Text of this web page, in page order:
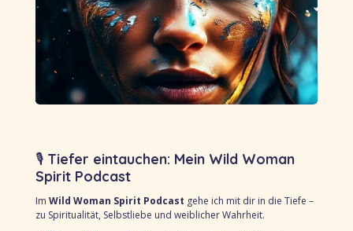
🎙 Tiefer eintauchen: Mein Wild Woman
Spirit Podcast
Im Wild Woman Spirit Podcast gehe ich mit dir in die Tiefe –
zu Spiritualität, Selbstliebe und weiblicher Wahrheit.